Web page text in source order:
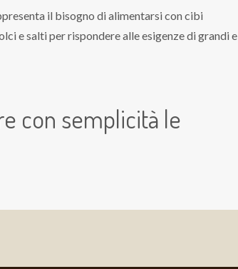
il bisogno di alimentarsi con cibi
e salti per rispondere alle esigenze di grandi e
con semplicità le